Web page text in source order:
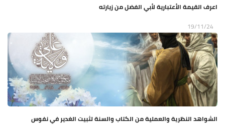
اعرف القيمة الأعتبارية لأبي الفضل من زيارته
19/11/24
الشواهد النظرية والعملية من الكتاب والسنة لثبيت الغدير في نفوس